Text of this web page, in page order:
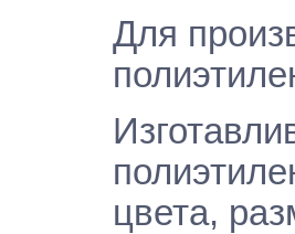
Для
цвета,